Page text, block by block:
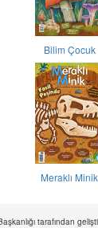
Bilim Çocuk
Meraklı Minik
tarafından